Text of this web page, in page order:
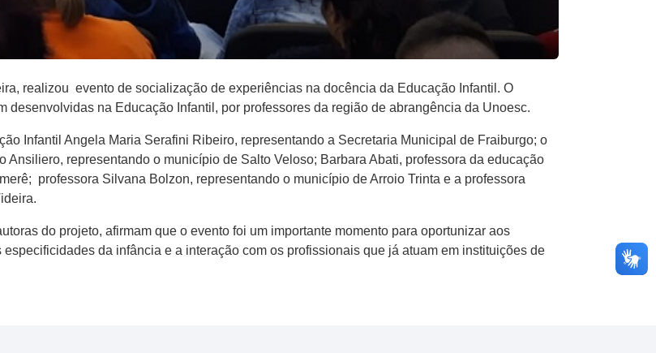
realizou evento de socialização de experiências na docência da Educação Infantil. O
na Educação Infantil, por professores da região de abrangência da Unoesc.
Infantil Angela Maria Serafini Ribeiro, representando a Secretaria Municipal de Fraiburgo; o
representando o município de Salto Veloso; Barbara Abati, professora da educação
professora Silvana Bolzon, representando o município de Arroio Trinta e a professora
do projeto, afirmam que o evento foi um importante momento para oportunizar aos
da infância e a interação com os profissionais que já atuam em instituições de